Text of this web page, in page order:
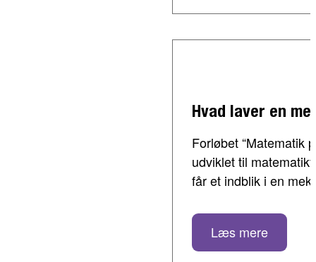
Hvad laver en
Forløbet “Matematik
udviklet til
får et indblik i en
Læs mere